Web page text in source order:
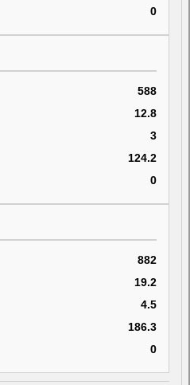
0
588
12.8
3
124.2
0
882
19.2
4.5
186.3
0